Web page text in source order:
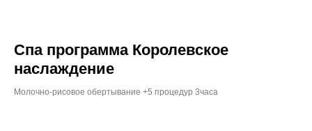
Спа программа Королевское
наслаждение
Молочно-рисовое обертывание +5 процедур 3часа